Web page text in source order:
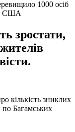
США
зростати,
кількість зниклих
по Багамських